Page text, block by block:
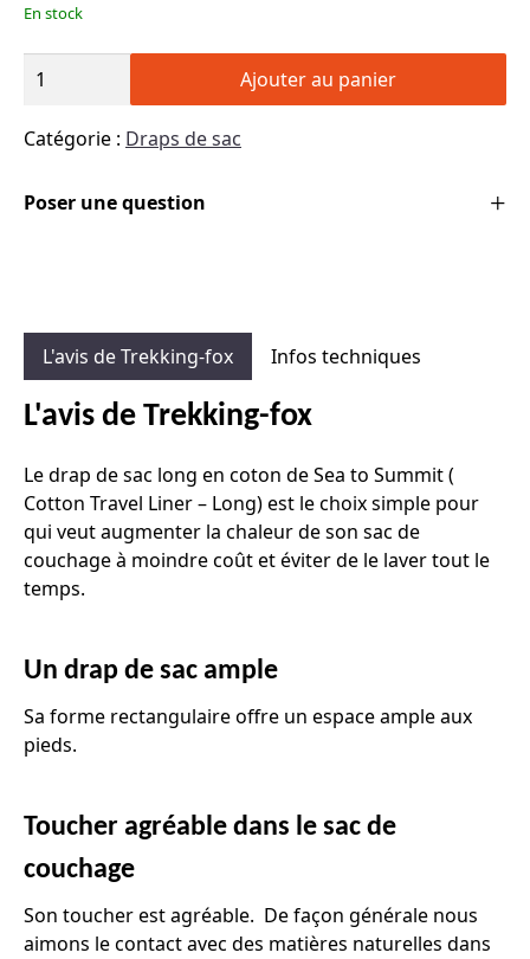
En stock
quantité
de
de
mi-
LONG
-
Sea
Summit
Ajouter au panier
Catégorie : Draps de sac
Poser une question
L'avis de Trekking-fox
L'avis de Trekking-fox
Le drap de sac long en coton de Sea to Summit (
Cotton Travel Liner – Long) est le choix simple pour
qui veut augmenter la chaleur de son sac de
couchage à moindre coût et éviter de le laver tout le
temps.
Un drap de sac ample
Sa forme rectangulaire offre un espace ample aux
pieds.
Toucher agréable dans le sac de
couchage
Son toucher est agréable. De façon générale nous
aimons le contact avec des matières naturelles dans
Infos techniques